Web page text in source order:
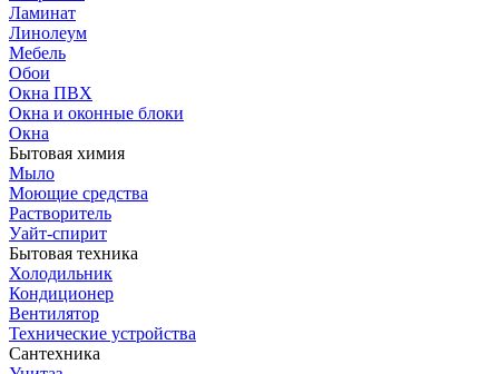
Ламинат
Линолеум
Мебель
Обои
Окна ПВХ
Окна и оконные блоки
Окна
Бытовая химия
Мыло
Моющие средства
Растворитель
Уайт-спирит
Бытовая техника
Холодильник
Кондиционер
Вентилятор
Технические устройства
Сантехника